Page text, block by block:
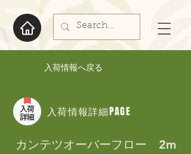
入荷情報へ戻る
入荷情報詳細PAGE
カンテツオーバーフロー 2m